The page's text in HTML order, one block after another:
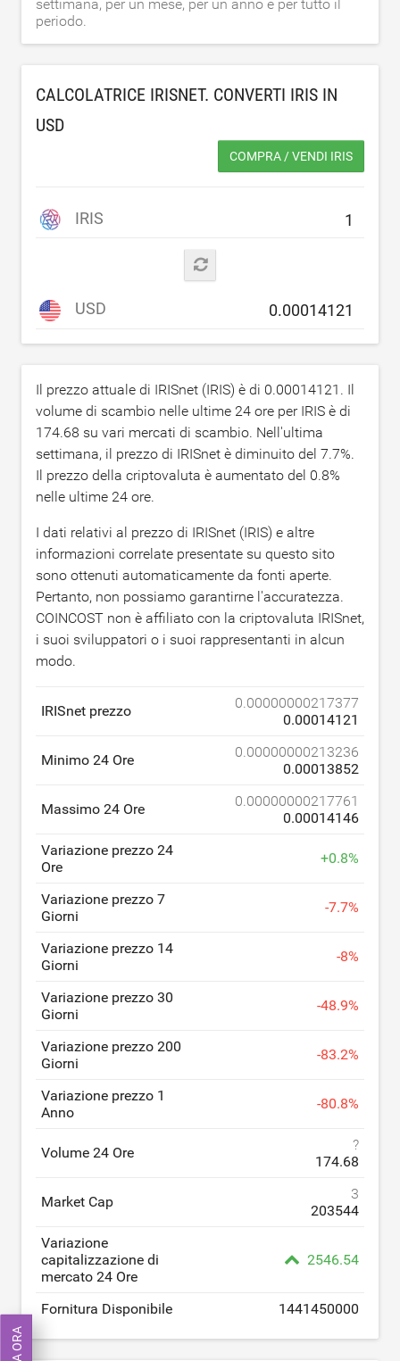
settimana, per un mese, per un anno e per tutto il
periodo.
CALCOLATRICE IRISNET. CONVERTI IRIS IN
USD
COMPRA / VENDI IRIS
IRIS
USD
Il prezzo attuale di IRISnet (IRIS) è di 0.00014121 . Il
volume di scambio nelle ultime 24 ore per IRIS è di
174.68 su vari mercati di scambio. Nell'ultima
settimana, il prezzo di IRISnet è diminuito del 7.7%.
Il prezzo della criptovaluta è aumentato del 0.8%
nelle ultime 24 ore.
I dati relativi al prezzo di IRISnet (IRIS) e altre
informazioni correlate presentate su questo sito
sono ottenuti automaticamente da fonti aperte.
Pertanto, non possiamo garantirne l'accuratezza.
COINCOST non è affiliato con la criptovaluta IRISnet,
i suoi sviluppatori o i suoi rappresentanti in alcun
modo.
IRISnet prezzo
0.00000000217377
0.00014121
Minimo 24 Ore
0.00000000213236
0.00013852
Massimo 24 Ore
0.00000000217761
0.00014146
Variazione prezzo 24
Ore
+0.8%
Variazione prezzo 7
Giorni
-7.7%
Variazione prezzo 14
Giorni
-8%
Variazione prezzo 30
Giorni
-48.9%
Variazione prezzo 200
Giorni
-83.2%
Variazione prezzo 1
Anno
-80.8%
Volume 24 Ore
?
174.68
Market Cap
3
203544
Variazione
capitalizzazione di
mercato 24 Ore
2546.54
Fornitura Disponibile 1441450000